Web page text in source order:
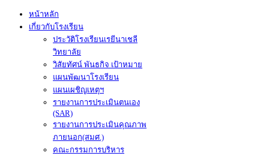
หน้าหลัก
เกี่ยวกับโรงเรียน
ประวัติโรงเรียนเรยีนาเชลี
วิทยาลัย
วิสัยทัศน์ พันธกิจ เป้าหมาย
แผนพัฒนาโรงเรียน
แผนเผชิญเหตุฯ
รายงานการประเมินตนเอง
(SAR)
รายงานการประเมินคุณภาพ
ภายนอก(สมศ.)
คณะกรรมการบริหาร